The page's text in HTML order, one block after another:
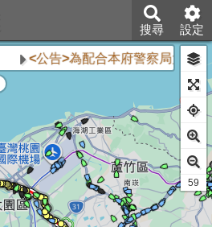
搜尋 設定
<公告>為配合本府警察局大溪分
58